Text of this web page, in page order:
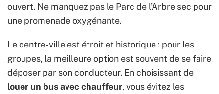
ouvert. Ne manquez pas le Parc de l’Arbre sec pour
une promenade oxygénante.
Le centre-ville est étroit et historique : pour les
groupes, la meilleure option est souvent de se faire
déposer par son conducteur. En choisissant de
louer un bus avec chauffeur, vous évitez les